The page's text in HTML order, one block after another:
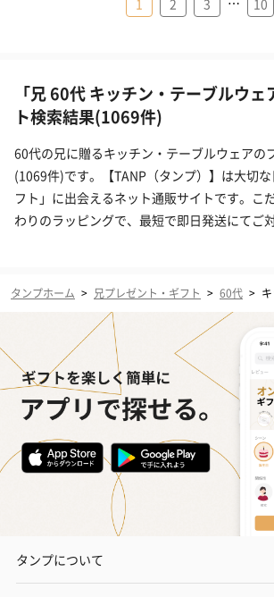
1 2 3 10
「兄 60代 キッチン・テーブルウ
ト検索結果(1069件)
60代の兄に贈るキッチン・テーブルウェアの
(1069件)です。【TANP（タンプ）】は大切
フト」に出会えるネット通販サイトです。こ
わりのラッピングで、最短で即日発送にてご
タンプホーム > 兄プレゼント・ギフト > 60代 >
タンプについて